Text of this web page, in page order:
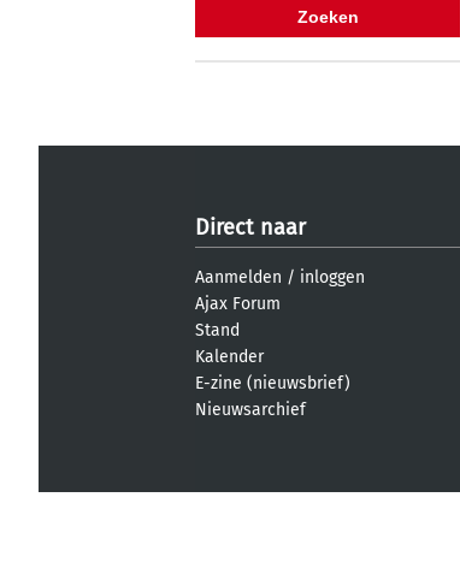
Direct naar
Aanmelden / inloggen
Ajax Forum
Stand
Kalender
E-zine (nieuwsbrief)
Nieuwsarchief